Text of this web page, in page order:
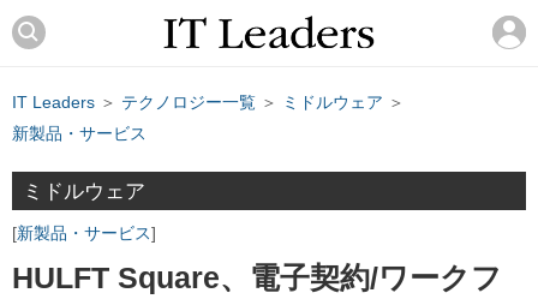
IT Leaders ＞ テクノロジー一覧 ＞ ミドルウェア ＞
新製品・サービス
ミドルウェア
新製品・サービス
HULFT Square、電子契約/ワークフ